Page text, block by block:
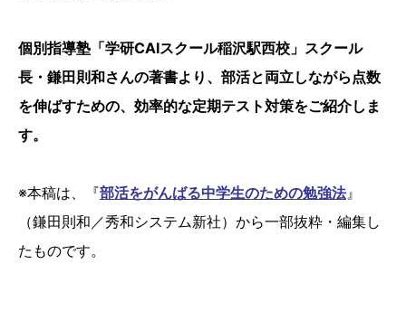
個別指導塾「学研CAIスクール稲沢駅西校」スクール
長・鎌田則和さんの著書より、部活と両立しながら点数
を伸ばすための、効率的な定期テスト対策をご紹介しま
す。
※本稿は、『部活をがんばる中学生のための勉強法』
（鎌田則和／秀和システム新社）から一部抜粋・編集し
たものです。